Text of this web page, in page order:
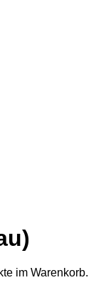
im Warenkorb.